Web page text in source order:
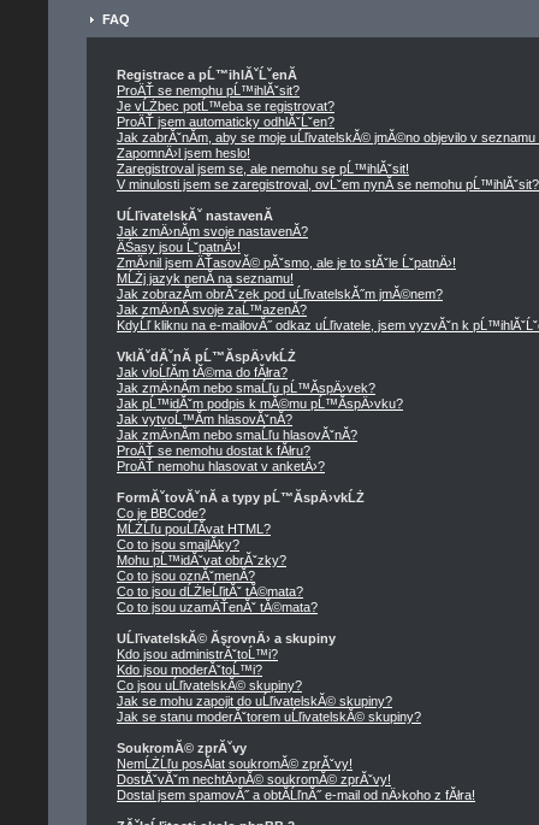
FAQ
Registrace a pĹ™ihlĂˇĹˇenĂ­
ProÄŤ se nemohu pĹ™ihlĂˇsit?
Je vĹŻbec potĹ™eba se registrovat?
ProÄŤ jsem automaticky odhlĂˇĹˇen?
Jak zabrĂˇnĂ­m, aby se moje uĹľivatelskĂ© jmĂ©no objevilo v seznamu
ZapomnÄ›l jsem heslo!
Zaregistroval jsem se, ale nemohu se pĹ™ihlĂˇsit!
V minulosti jsem se zaregistroval, ovĹˇem nynĂ­ se nemohu
UĹľivatelskĂˇ nastavenĂ­
Jak zmÄ›nĂ­m svoje nastavenĂ­?
ÄŚasy jsou ĹˇpatnÄ›!
ZmÄ›nil jsem ÄŤasovĂ© pĂˇsmo, ale je to stĂˇle ĹˇpatnÄ›!
MĹŻj jazyk nenĂ­ na seznamu!
Jak zobrazĂ­m obrĂˇzek pod uĹľivatelskĂ˝m jmĂ©nem?
Jak zmÄ›nĂ­ svoje zaĹ™azenĂ­?
KdyĹľ kliknu na e-mailovĂ˝ odkaz uĹľivatele, jsem vyzvĂˇn k
VklĂˇdĂˇnĂ­ pĹ™Ă­spÄ›vkĹŻ
Jak vloĹľĂ­m tĂ©ma do fĂłra?
Jak zmÄ›nĂ­m nebo smaĹľu pĹ™Ă­spÄ›vek?
Jak pĹ™idĂˇm podpis k mĂ©mu pĹ™Ă­spÄ›vku?
Jak vytvoĹ™Ă­m hlasovĂˇnĂ­?
Jak zmÄ›nĂ­m nebo smaĹľu hlasovĂˇnĂ­?
ProÄŤ se nemohu dostat k fĂłru?
ProÄŤ nemohu hlasovat v anketÄ›?
FormĂˇtovĂˇnĂ­ a typy pĹ™Ă­spÄ›vkĹŻ
Co je BBCode?
MĹŻĹľu pouĹľĂ­vat HTML?
Co to jsou smajlĂ­ky?
Mohu pĹ™idĂˇvat obrĂˇzky?
Co to jsou oznĂˇmenĂ­?
Co to jsou dĹŻleĹľitĂˇ tĂ©mata?
Co to jsou uzamÄŤenĂˇ tĂ©mata?
UĹľivatelskĂ© ĂşrovnÄ› a skupiny
Kdo jsou administrĂˇtoĹ™i?
Kdo jsou moderĂˇtoĹ™i?
Co jsou uĹľivatelskĂ© skupiny?
Jak se mohu zapojit do uĹľivatelskĂ© skupiny?
Jak se stanu moderĂˇtorem uĹľivatelskĂ© skupiny?
SoukromĂ© zprĂˇvy
NemĹŻĹľu posĂ­lat soukromĂ© zprĂˇvy!
DostĂˇvĂˇm nechtÄ›nĂ© soukromĂ© zprĂˇvy!
Dostal jsem spamovĂ˝ a obtĂ­ĹľnĂ˝ e-mail od nÄ›koho z fĂłra!